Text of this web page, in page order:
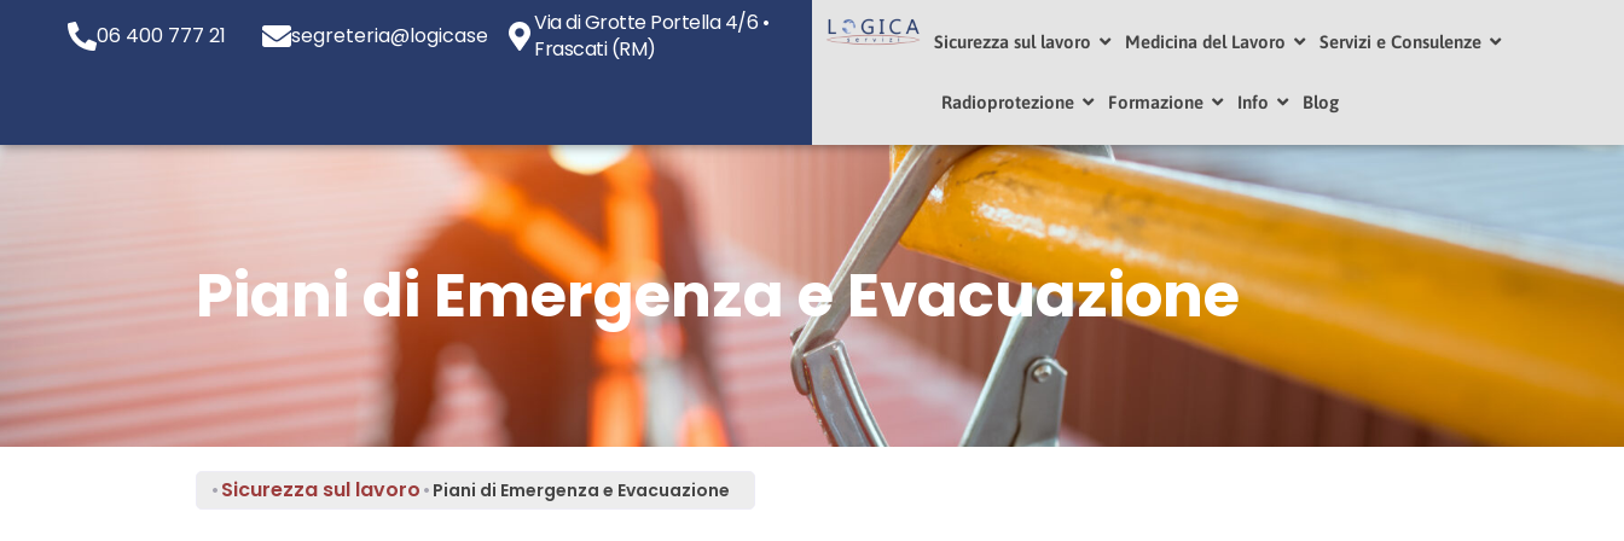
06 400 777 21 segreteria@logicaservizi.euVia di Grotte Portella 4/6 •
Frascati (RM)
Sicurezza sul lavoro Medicina del Lavoro Servizi e Consulenze
Radioprotezione Formazione Info Blog
Piani di Emergenza e Evacuazione
• Sicurezza sul lavoro • Piani di Emergenza e Evacuazione